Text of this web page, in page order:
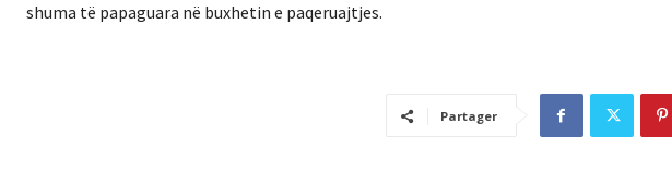
shuma të papaguara në buxhetin e paqeruajtjes.
Partager